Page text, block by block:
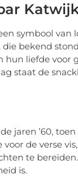
symbool
bekend
hun liefde voor
staat de
jaren ’60,
de verse
te
is.